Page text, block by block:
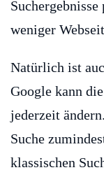
weniger
Natürlich ist
Google kann
jederzeit
Suche
klassischen